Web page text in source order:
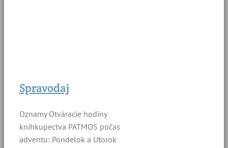
Spravodaj
Oznamy Otváracie hodiny
kníhkupectva PATMOS počas
adventu: Pondelok a Utorok